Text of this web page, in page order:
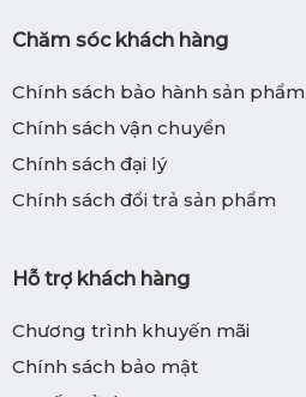
Chăm sóc khách hàng
Chính sách bảo hành sản phẩm
Chính sách vận chuyển
Chính sách đại lý
Chính sách đổi trả sản phẩm
Hỗ trợ khách hàng
Chương trình khuyến mãi
Chính sách bảo mật